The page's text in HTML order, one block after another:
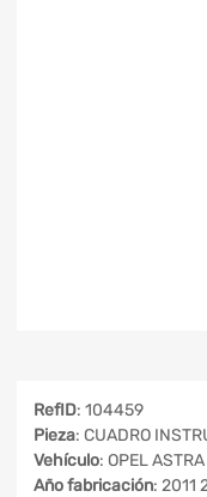
RefID: 104459
Pieza: CUADRO
Vehículo: OPEL
Año fabricación: 2011